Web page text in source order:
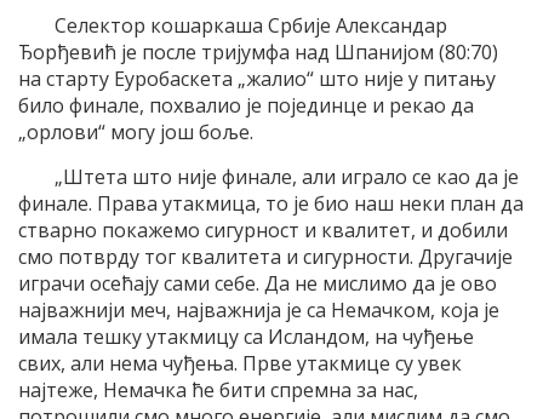
Селектор кошаркаша Србије Александар
Ђорђевић је после тријумфа над Шпанијом (80:70)
на старту Еуробаскета „жалио“ што није у питању
било финале, похвалио је појединце и рекао да
„орлови“ могу још боље.
„Штета што није финале, али играло се као да је
финале. Права утакмица, то је био наш неки план да
стварно покажемо сигурност и квалитет, и добили
смо потврду тог квалитета и сигурности. Другачије
играчи осећају сами себе. Да не мислимо да је ово
најважнији меч, најважнија је са Немачком, која је
имала тешку утакмицу са Исландом, на чуђење
свих, али нема чуђења. Прве утакмице су увек
најтеже, Немачка ће бити спремна за нас,